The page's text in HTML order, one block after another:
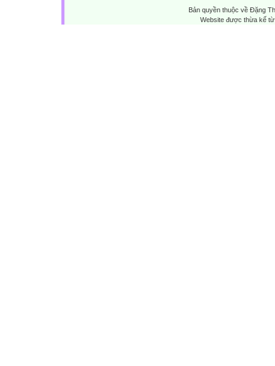
Bản quyền thuộc về Đặng
Website được thừa kế